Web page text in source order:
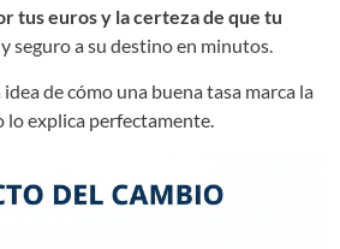
tus euros y la certeza de que tu
y seguro a su destino en minutos.
de cómo una buena tasa marca la
lo explica perfectamente.